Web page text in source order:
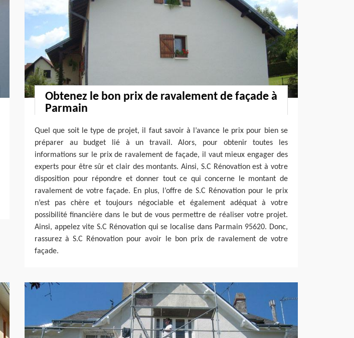
Obtenez le bon prix de ravalement de façade à
Parmain
Quel que soit le type de projet, il faut savoir à l’avance le prix pour bien se
préparer au budget lié à un travail. Alors, pour obtenir toutes les
informations sur le prix de ravalement de façade, il vaut mieux engager des
experts pour être sûr et clair des montants. Ainsi, S.C Rénovation est à votre
disposition pour répondre et donner tout ce qui concerne le montant de
ravalement de votre façade. En plus, l’offre de S.C Rénovation pour le prix
n’est pas chère et toujours négociable et également adéquat à votre
possibilité financière dans le but de vous permettre de réaliser votre projet.
Ainsi, appelez vite S.C Rénovation qui se localise dans Parmain 95620. Donc,
rassurez à S.C Rénovation pour avoir le bon prix de ravalement de votre
façade.